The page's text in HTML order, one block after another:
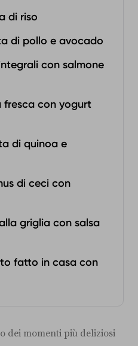
di riso
di pollo e avocado
con salmone
fresca con yogurt
di quinoa e
di ceci con
griglia con salsa
fatto in casa con
dei momenti più deliziosi